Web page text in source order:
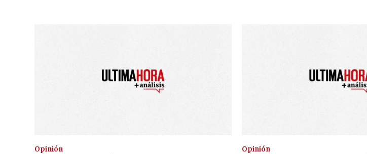
Opinión Opinión